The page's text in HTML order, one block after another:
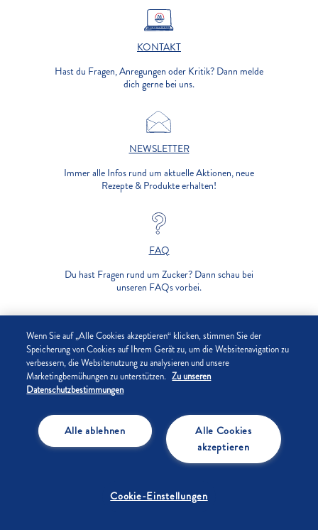
KONTAKT
Hast du Fragen, Anregungen oder Kritik? Dann melde
dich gerne bei uns.
NEWSLETTER
Immer alle Infos rund um aktuelle Aktionen, neue
Rezepte & Produkte erhalten!
FAQ
Du hast Fragen rund um Zucker? Dann schau bei
unseren FAQs vorbei.
UNTERNEHMEN
DATENSCHUTZ
COOKIE-EINSTELLUNGEN
Wenn Sie auf „Alle Cookies akzeptieren“ klicken, stimmen Sie der
Speicherung von Cookies auf Ihrem Gerät zu, um die Websitenavigation zu
verbessern, die Websitenutzung zu analysieren und unsere
Marketingbemühungen zu unterstützen. Zu unseren
Datenschutzbestimmungen
Alle Cookies
akzeptieren
Alle ablehnen
Cookie-Einstellungen